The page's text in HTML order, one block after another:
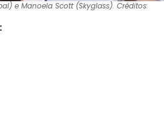
e Manoela Scott (Skyglass). Créditos: